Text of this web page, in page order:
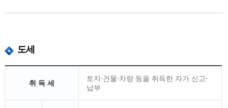
도세
취 득 세
토지⋅건물⋅차량 등을 취득한 자가 신고⋅
납부